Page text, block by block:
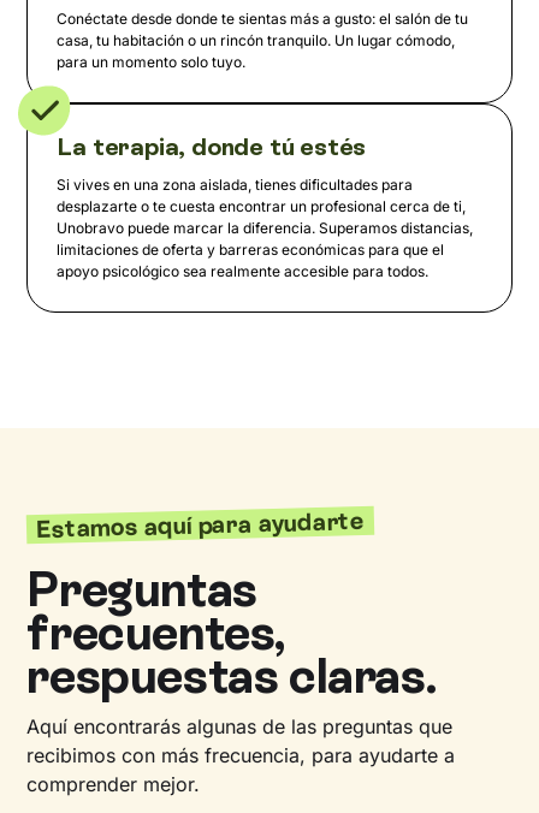
Conéctate desde donde te sientas más a gusto: el salón de tu
casa, tu habitación o un rincón tranquilo. Un lugar cómodo,
para un momento solo tuyo.
La terapia, donde tú estés
Si vives en una zona aislada, tienes dificultades para
desplazarte o te cuesta encontrar un profesional cerca de ti,
Unobravo puede marcar la diferencia. Superamos distancias,
limitaciones de oferta y barreras económicas para que el
apoyo psicológico sea realmente accesible para todos.
Estamos aquí para ayudarte
Preguntas
frecuentes,
respuestas claras.
Aquí encontrarás algunas de las preguntas que
recibimos con más frecuencia, para ayudarte a
comprender mejor.